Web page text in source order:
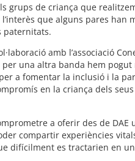
grups de criança que
que alguns pares
paternitats.
amb l’associació
una altra banda hem
a fomentar la inclusió i la
en la criança dels
a oferir des de
compartir experiències
difícilment es tractarien en